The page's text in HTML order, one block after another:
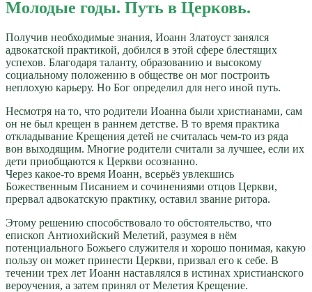
Молодые годы. Путь в Церковь.
Получив необходимые знания, Иоанн Златоуст занялся
адвокатской практикой, добился в этой сфере блестящих
успехов. Благодаря таланту, образованию и высокому
социальному положению в обществе он мог построить
неплохую карьеру. Но Бог определил для него иной путь.
Несмотря на то, что родители Иоанна были христианами, сам
он не был крещен в раннем детстве. В то время практика
откладывание Крещения детей не считалась чем-то из ряда
вон выходящим. Многие родители считали за лучшее, если их
дети приобщаются к Церкви осознанно.
Через какое-то время Иоанн, всерьёз увлекшись
Божественным Писанием и сочинениями отцов Церкви,
прервал адвокатскую практику, оставил звание ритора.
Этому решению способствовало то обстоятельство, что
епископ Антиохийский Мелетий, разумея в нём
потенциального Божьего служителя и хорошо понимая, какую
пользу он может принести Церкви, призвал его к себе. В
течении трех лет Иоанн наставлялся в истинах христианского
вероучения, а затем принял от Мелетия Крещение.